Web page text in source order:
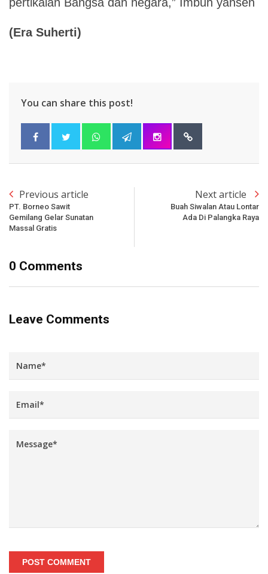
(Era Suherti)
You can share this post!
Previous article
PT. Borneo Sawit
Gemilang Gelar Sunatan
Massal Gratis
Next article
Buah Siwalan Atau Lontar
Ada Di Palangka Raya
0 Comments
Leave Comments
POST COMMENT